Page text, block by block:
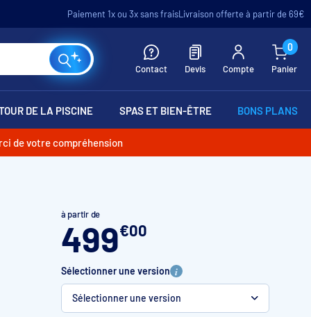
Paiement 1x ou 3x sans fraisLivraison offerte à partir de 69€
Contact Devis Compte
0
Panier
DE LA PISCINE SPAS ET BIEN-ÊTRE BONS PLANS
de votre compréhension
à partir de
499€00
Sélectionner une version
Sélectionner une version